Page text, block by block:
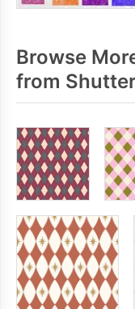
Browse
from